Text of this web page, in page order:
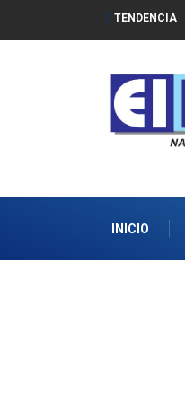
TENDENCIA
INICIO